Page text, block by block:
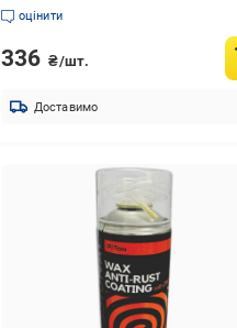
(2313611758)
оцінити
336 ₴/шт.
Доставимо